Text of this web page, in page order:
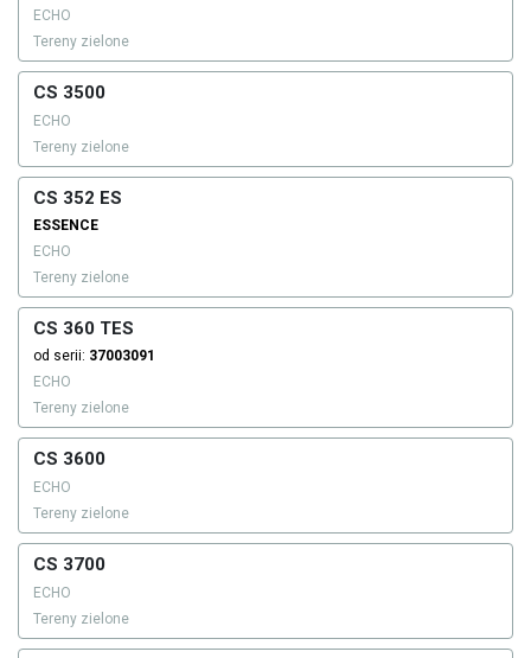
ECHO
Tereny zielone
CS 3500
ECHO
Tereny zielone
CS 352 ES
ESSENCE
ECHO
Tereny zielone
CS 360 TES
od serii: 37003091
ECHO
Tereny zielone
CS 3600
ECHO
Tereny zielone
CS 3700
ECHO
Tereny zielone